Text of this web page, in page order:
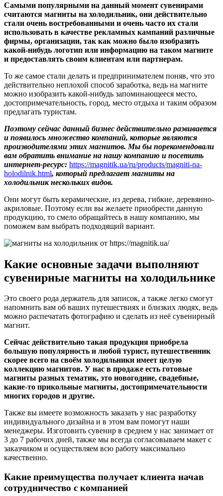
Самыми популярными на данный момент сувенирами
считаются магниты на холодильник, они действительно
стали очень востребованными и очень часто их стали
использовать в качестве рекламных кампаний различные
фирмы, организации, так как можно было изобразить
какой-нибудь логотип или информацию на таком магните
и предоставлять своим клиентам или партнерам.
То же самое стали делать и предпринимателем поняв, что это
действительно неплохой способ заработка, ведь на магните
можно изобразить какой-нибудь запоминающееся место,
достопримечательность, город, место отдыха и таким образом
предлагать туристам.
Поэтому сейчас данный бизнес действительно развивается
и появилось множество компаний, которые являются
производителями этих магнитов. Мы бы порекомендовали
вам обратить внимание на нашу компанию и посетить
интернет-ресурс: https://magnitik.ua/ru/products/magniti-na-
holodilnik.html, который предлагает магниты на
холодильник нескольких видов.
Они могут быть керамические, из дерева, гибкие, деревянно-
акриловые. Поэтому если вы желаете приобрести данную
продукцию, то смело обращайтесь в нашу компанию, мы
поможем вам выбрать подходящий вариант.
Какие основные задачи выполняют
сувенирные магниты на холодильнике
Это своего рода держатель для записок, а также легко смогут
напомнить вам об ваших путешествиях и близких людях, ведь
можно распечатать фотографию и сделать из неё сувенирный
магнит.
Сейчас действительно такая продукция приобрела
большую популярность и любой турист, путешественник
скорее всего на своём холодильники имеет целую
коллекцию магнитов. У нас в продаже есть готовые
магниты разных тематик, это новогодние, свадебные,
какие-то прикольные магниты, достопримечательности
многих городов и другие.
Также вы имеете возможность заказать у нас разработку
индивидуального дизайна и в этом вам помогут наши
менеджеры. Изготовить сувенир в среднем у нас занимает от
3 до 7 рабочих дней, также мы всегда согласовываем макет с
заказчиком и осуществляем всю работу максимально
качественно.
Какие преимущества получает клиента начав
сотрудничество с компанией